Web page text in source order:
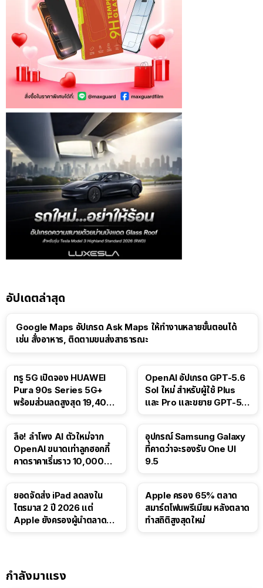
อัปเดตล่าสุด
Google Maps อัปเกรด Ask Maps ให้ทำงานหลายขั้นตอนได้
เช่น สั่งอาหาร, ติดตามขนส่งสาธารณะ
ทรู 5G เปิดจอง HUAWEI
Pura 90s Series 5G+
พร้อมส่วนลดสูงสุด 19,400
OpenAI อัปเกรด GPT-5.6
Sol ใหม่ สำหรับผู้ใช้ Plus
และ Pro และขยาย GPT-5.6
ลือ! ลำโพง AI ตัวใหม่จาก
OpenAI ขนาดเท่าลูกฮอกกี้
คาดราคาเริ่มราว 10,000
อุปกรณ์ Samsung Galaxy
ที่คาดว่าจะรองรับ One UI
9.5
ยอดจัดส่ง iPad ลดลงใน
ไตรมาส 2 ปี 2026 แต่
Apple ยังครองผู้นำตลาด
Apple ครอง 65% ตลาด
สมาร์ตโฟนพรีเมียม หลังตลาด
ทำสถิติสูงสุดใหม่
กำลังมาแรง